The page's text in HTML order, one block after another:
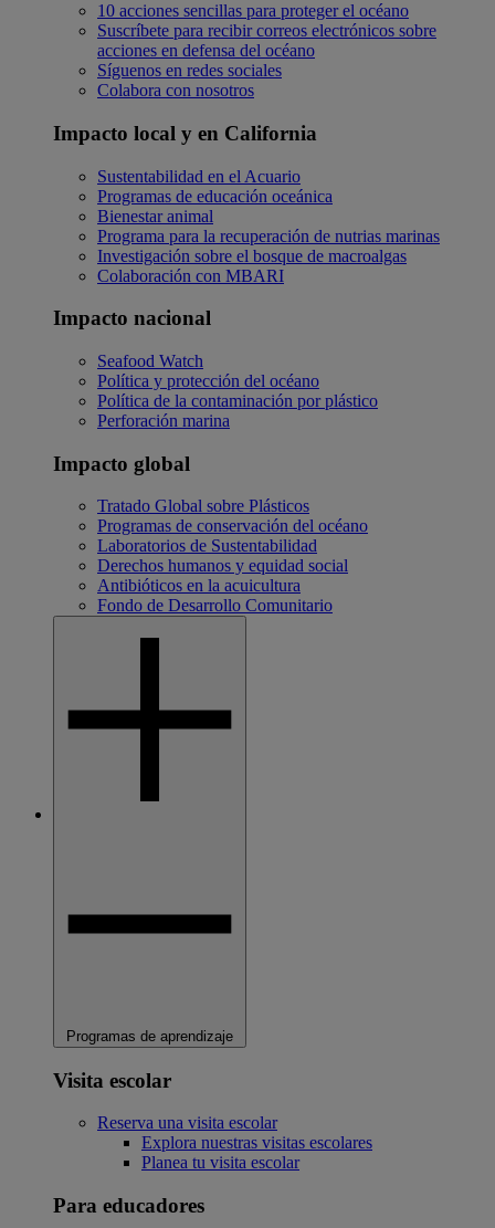
10 acciones sencillas para proteger el océano
Suscríbete para recibir correos electrónicos sobre
acciones en defensa del océano
Síguenos en redes sociales
Colabora con nosotros
Impacto local y en California
Sustentabilidad en el Acuario
Programas de educación oceánica
Bienestar animal
Programa para la recuperación de nutrias marinas
Investigación sobre el bosque de macroalgas
Colaboración con MBARI
Impacto nacional
Seafood Watch
Política y protección del océano
Política de la contaminación por plástico
Perforación marina
Impacto global
Tratado Global sobre Plásticos
Programas de conservación del océano
Laboratorios de Sustentabilidad
Derechos humanos y equidad social
Antibióticos en la acuicultura
Fondo de Desarrollo Comunitario
Programas de aprendizaje
Visita escolar
Reserva una visita escolar
Explora nuestras visitas escolares
Planea tu visita escolar
Para educadores